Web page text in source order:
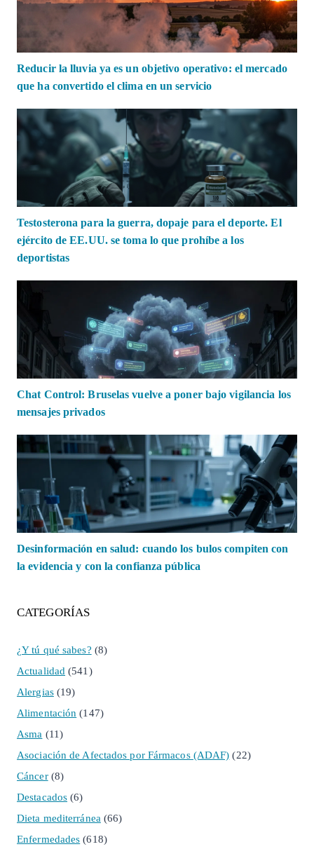
Reducir la lluvia ya es un objetivo operativo: el mercado
que ha convertido el clima en un servicio
Testosterona para la guerra, dopaje para el deporte. El
ejército de EE.UU. se toma lo que prohíbe a los
deportistas
Chat Control: Bruselas vuelve a poner bajo vigilancia los
mensajes privados
Desinformación en salud: cuando los bulos compiten con
la evidencia y con la confianza pública
CATEGORÍAS
¿Y tú qué sabes? (8)
Actualidad (541)
Alergias(19)
Alimentación (147)
Asma (11)
Asociación de Afectados por Fármacos (ADAF) (22)
Cáncer(8)
Destacados (6)
Dieta mediterránea (66)
Enfermedades (618)